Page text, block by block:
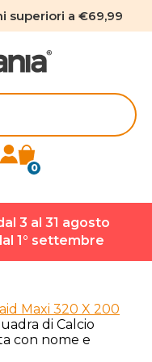
superiori a €69,99
0
3 al 31 agosto
1° settembre
Maxi 320 X 200
di Calcio
con nome e